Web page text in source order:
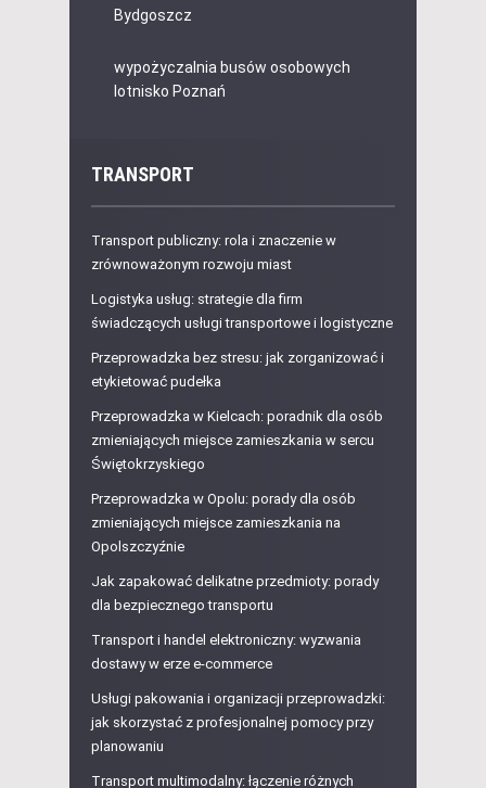
Bydgoszcz
wypożyczalnia busów osobowych
lotnisko Poznań
TRANSPORT
Transport publiczny: rola i znaczenie w
zrównoważonym rozwoju miast
Logistyka usług: strategie dla firm
świadczących usługi transportowe i logistyczne
Przeprowadzka bez stresu: jak zorganizować i
etykietować pudełka
Przeprowadzka w Kielcach: poradnik dla osób
zmieniających miejsce zamieszkania w sercu
Świętokrzyskiego
Przeprowadzka w Opolu: porady dla osób
zmieniających miejsce zamieszkania na
Opolszczyźnie
Jak zapakować delikatne przedmioty: porady
dla bezpiecznego transportu
Transport i handel elektroniczny: wyzwania
dostawy w erze e-commerce
Usługi pakowania i organizacji przeprowadzki:
jak skorzystać z profesjonalnej pomocy przy
planowaniu
Transport multimodalny: łączenie różnych